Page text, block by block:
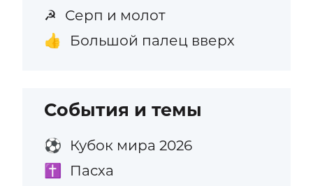
☭ Серп и молот
👍 Большой палец вверх
События и темы
⚽ Кубок мира 2026
✝️ Пасха